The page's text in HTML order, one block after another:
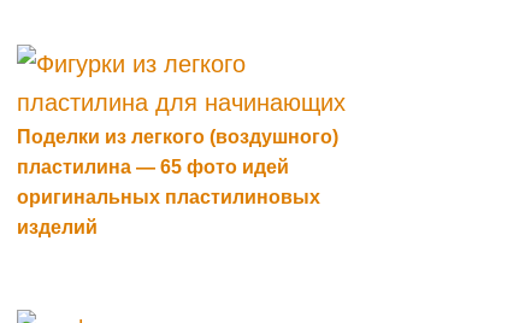
Поделки из легкого (воздушного)
пластилина — 65 фото идей
оригинальных пластилиновых
изделий